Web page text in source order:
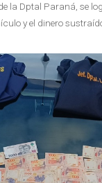
la Dptal Paraná, se
y el dinero